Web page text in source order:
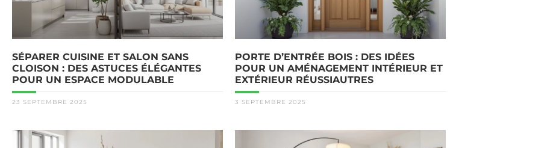
SÉPARER CUISINE ET SALON SANS
CLOISON : DES ASTUCES ÉLÉGANTES
POUR UN ESPACE MODULABLE
23 SEPTEMBRE 2025
PORTE D’ENTRÉE BOIS : DES IDÉES
POUR UN AMÉNAGEMENT INTÉRIEUR ET
EXTÉRIEUR RÉUSSIAUTRES
3 SEPTEMBRE 2025